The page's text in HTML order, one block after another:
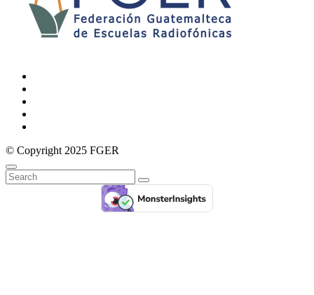
© Copyright 2025 FGER